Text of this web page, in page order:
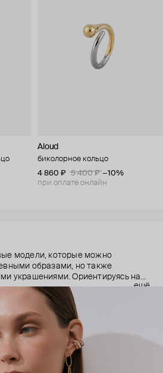
Aloud
биколорное кольцо
4 860 ₽
5 400 ₽ −10%
при оплате онлайн
модели, которые можно
образами, но также
украшениями. Ориентируясь на
культурой, искусством и
коллекции несколько раз в год. А
призыв слушать внутренний
через украшения.
ещё